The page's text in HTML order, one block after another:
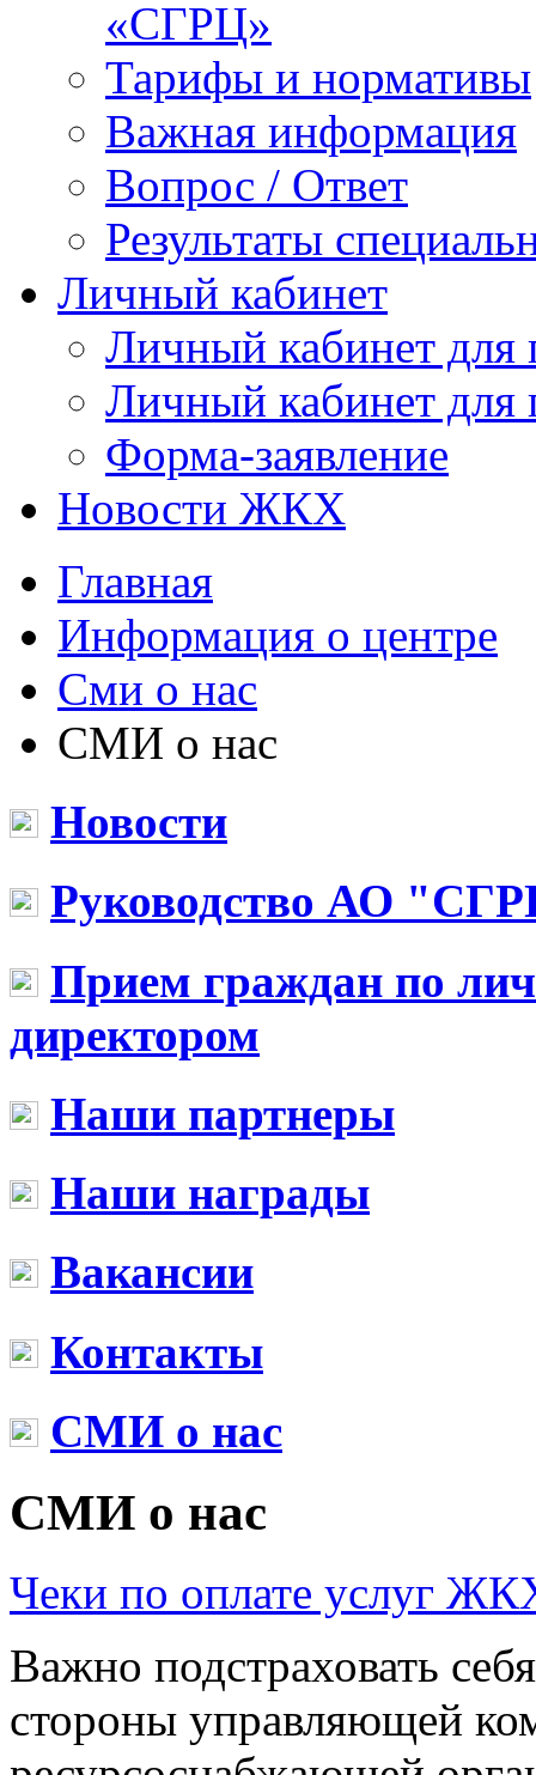
«СГРЦ»
Тарифы и нормативы
Важная информация
Вопрос / Ответ
Результаты
Личный кабинет
Личный кабинет
Личный кабинет
Форма-заявление
Новости ЖКХ
Главная
Информация о центре
Сми о нас
СМИ о нас
Новости
Руководство АО
Прием граждан по
директором
Наши партнеры
Наши награды
Вакансии
Контакты
СМИ о нас
СМИ о нас
Чеки по оплате услуг
Важно подстраховать
стороны управляющей